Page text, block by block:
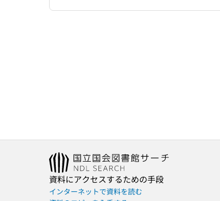
資料にアクセスするための手段
インターネットで資料を読む